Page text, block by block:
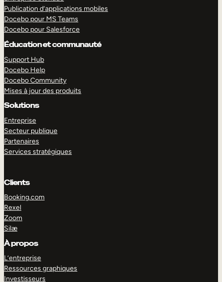
Publication d’applications mobiles
Docebo pour MS Teams
Docebo pour Salesforce
Éducation et communauté
Support Hub
Docebo Help
Docebo Community
Mises à jour des produits
Solutions
Entreprise
Secteur publique
Partenaires
Services stratégiques
Clients
Booking.com
Rexel
Zoom
Silæ
À propos
L’entreprise
Ressources graphiques
Investisseurs